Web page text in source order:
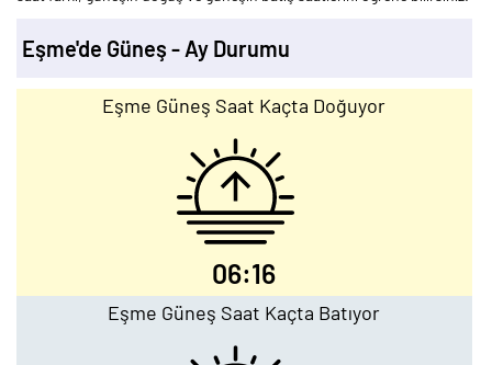
Eşme'de Güneş - Ay Durumu
Eşme Güneş Saat Kaçta Doğuyor
06:16
Eşme Güneş Saat Kaçta Batıyor